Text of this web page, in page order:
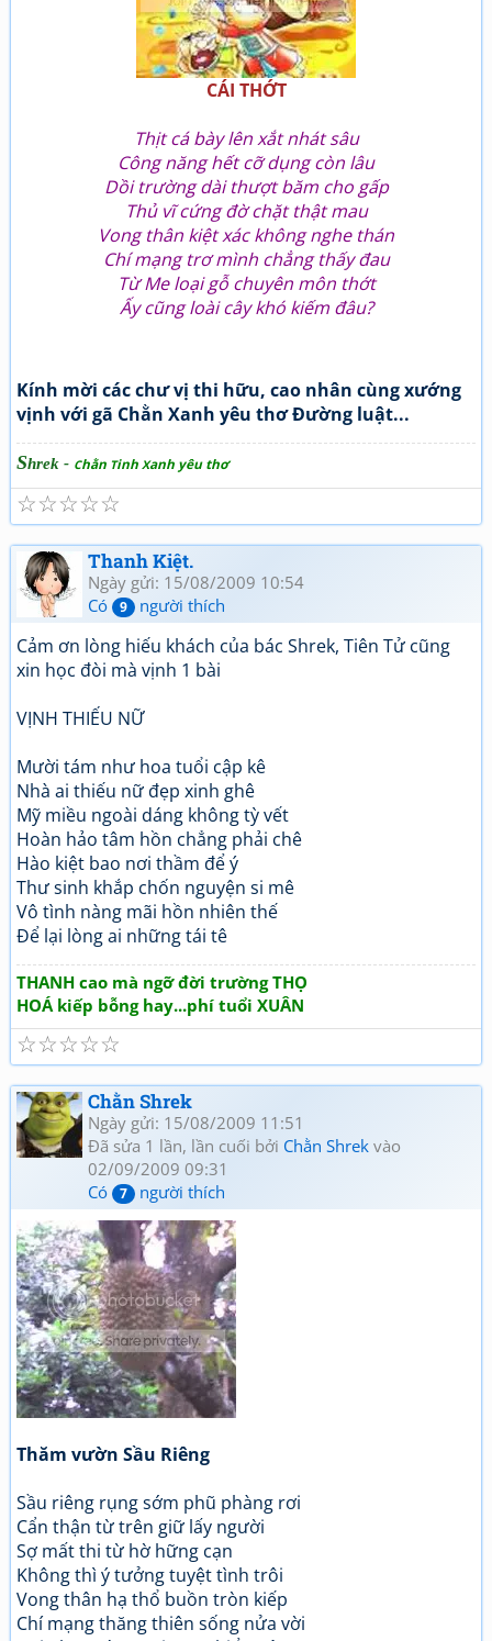
CÁI THỚT
Thịt cá bày lên xắt nhát sâu
Công năng hết cỡ dụng còn lâu
Dồi trường dài thượt băm cho gấp
Thủ vĩ cứng đờ chặt thật mau
Vong thân kiệt xác không nghe thán
Chí mạng trơ mình chẳng thấy đau
Từ Me loại gỗ chuyên môn thớt
Ấy cũng loài cây khó kiếm đâu?
Kính mời các chư vị thi hữu, cao nhân cùng xướng
vịnh với gã Chằn Xanh yêu thơ Đường luật...
Shrek - Chằn Tinh Xanh yêu thơ
☆
☆
☆
☆
☆
Thanh Kiệt.
Ngày gửi: 15/08/2009 10:54
Có
9 người thích
Cảm ơn lòng hiếu khách của bác Shrek, Tiên Tử cũng
xin học đòi mà vịnh 1 bài
VỊNH THIẾU NỮ
Mười tám như hoa tuổi cập kê
Nhà ai thiếu nữ đẹp xinh ghê
Mỹ miều ngoài dáng không tỳ vết
Hoàn hảo tâm hồn chẳng phải chê
Hào kiệt bao nơi thầm để ý
Thư sinh khắp chốn nguyện si mê
Vô tình nàng mãi hồn nhiên thế
Để lại lòng ai những tái tê
THANH cao mà ngỡ đời trường THỌ
HOÁ kiếp bỗng hay...phí tuổi XUÂN
☆
☆
☆
☆
☆
Chằn Shrek
Ngày gửi: 15/08/2009 11:51
Đã sửa 1 lần, lần cuối bởi Chằn Shrek vào
02/09/2009 09:31
Có
7 người thích
Thăm vườn Sầu Riêng
Sầu riêng rụng sớm phũ phàng rơi
Cẩn thận từ trên giữ lấy người
Sợ mất thi từ hờ hững cạn
Không thì ý tưởng tuyệt tình trôi
Vong thân hạ thổ buồn tròn kiếp
Chí mạng thăng thiên sống nửa vời